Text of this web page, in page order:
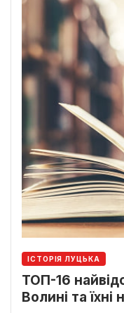
ІСТОРІЯ ЛУЦЬКА
ТОП-16
Волині та